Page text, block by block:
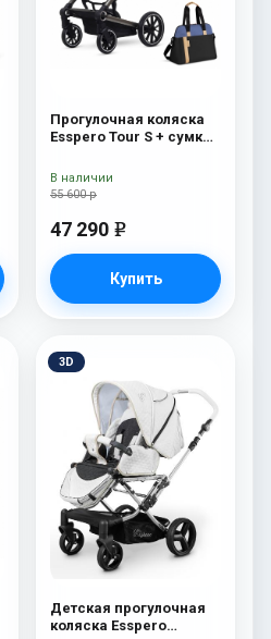
Прогулочная коляска
Esspero Tour S + сумка
55 600 р
47 290 e
Купить
В наличии
3D
Детская прогулочная
коляска Esspero